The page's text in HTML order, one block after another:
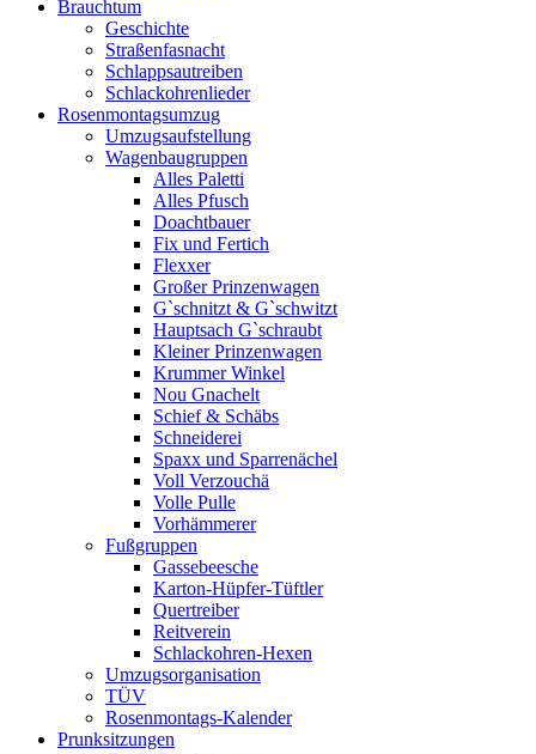
Brauchtum
Geschichte
Straßenfasnacht
Schlappsautreiben
Schlackohrenlieder
Rosenmontagsumzug
Umzugsaufstellung
Wagenbaugruppen
Alles Paletti
Alles Pfusch
Doachtbauer
Fix und Fertich
Flexxer
Großer Prinzenwagen
Gˋschnitzt & Gˋschwitzt
Hauptsach G`schraubt
Kleiner Prinzenwagen
Krummer Winkel
Nou Gnachelt
Schief & Schäbs
Schneiderei
Spaxx und Sparrenächel
Voll Verzouchä
Volle Pulle
Vorhämmerer
Fußgruppen
Gassebeesche
Karton-Hüpfer-Tüftler
Quertreiber
Reitverein
Schlackohren-Hexen
Umzugsorganisation
TÜV
Rosenmontags-Kalender
Prunksitzungen